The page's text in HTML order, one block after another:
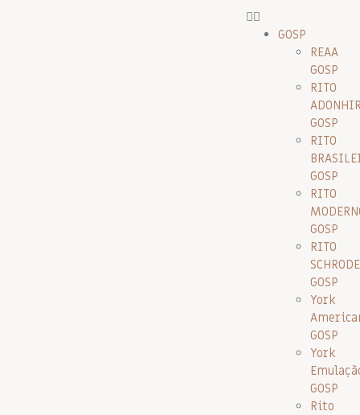
GOSP
REAA
GOSP
RITO
GOSP
RITO
GOSP
RITO
GOSP
RITO
GOSP
York
GOSP
York
GOSP
Rito